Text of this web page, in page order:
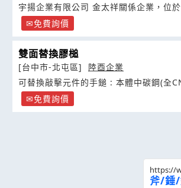
免費詢價
雙面替換膠槌
[台中市-北屯區]
陸酉企業
可替換敲擊元件的手鎚 : 本體中碳鋼(全
免費詢價
https://
斧/錘